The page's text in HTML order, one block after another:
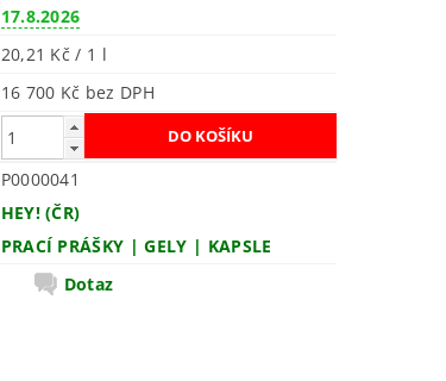
17.8.2026
20,21 Kč / 1 l
16 700 Kč bez DPH
P0000041
HEY! (ČR)
PRACÍ PRÁŠKY | GELY | KAPSLE
Dotaz